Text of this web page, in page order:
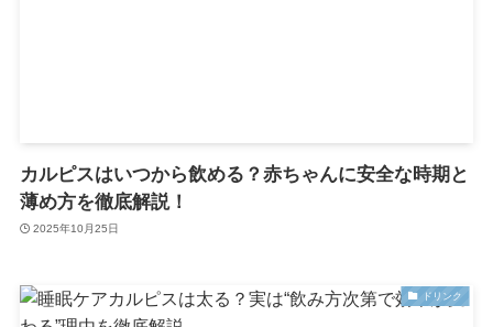
カルピスはいつから飲める？赤ちゃんに安全な時期と
薄め方を徹底解説！
2025年10月25日
ドリンク